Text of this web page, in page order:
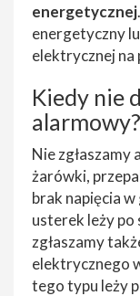
energetycznej
energetyczny
elektrycznej
Kiedy nie
alarmowy?
Nie zgłaszamy
żarówki,
brak napięcia
usterek leży po
zgłaszamy
elektrycznego
tego typu leży